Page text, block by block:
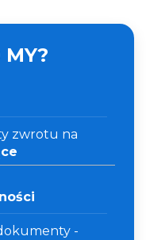
MY?
zwrotu na
-